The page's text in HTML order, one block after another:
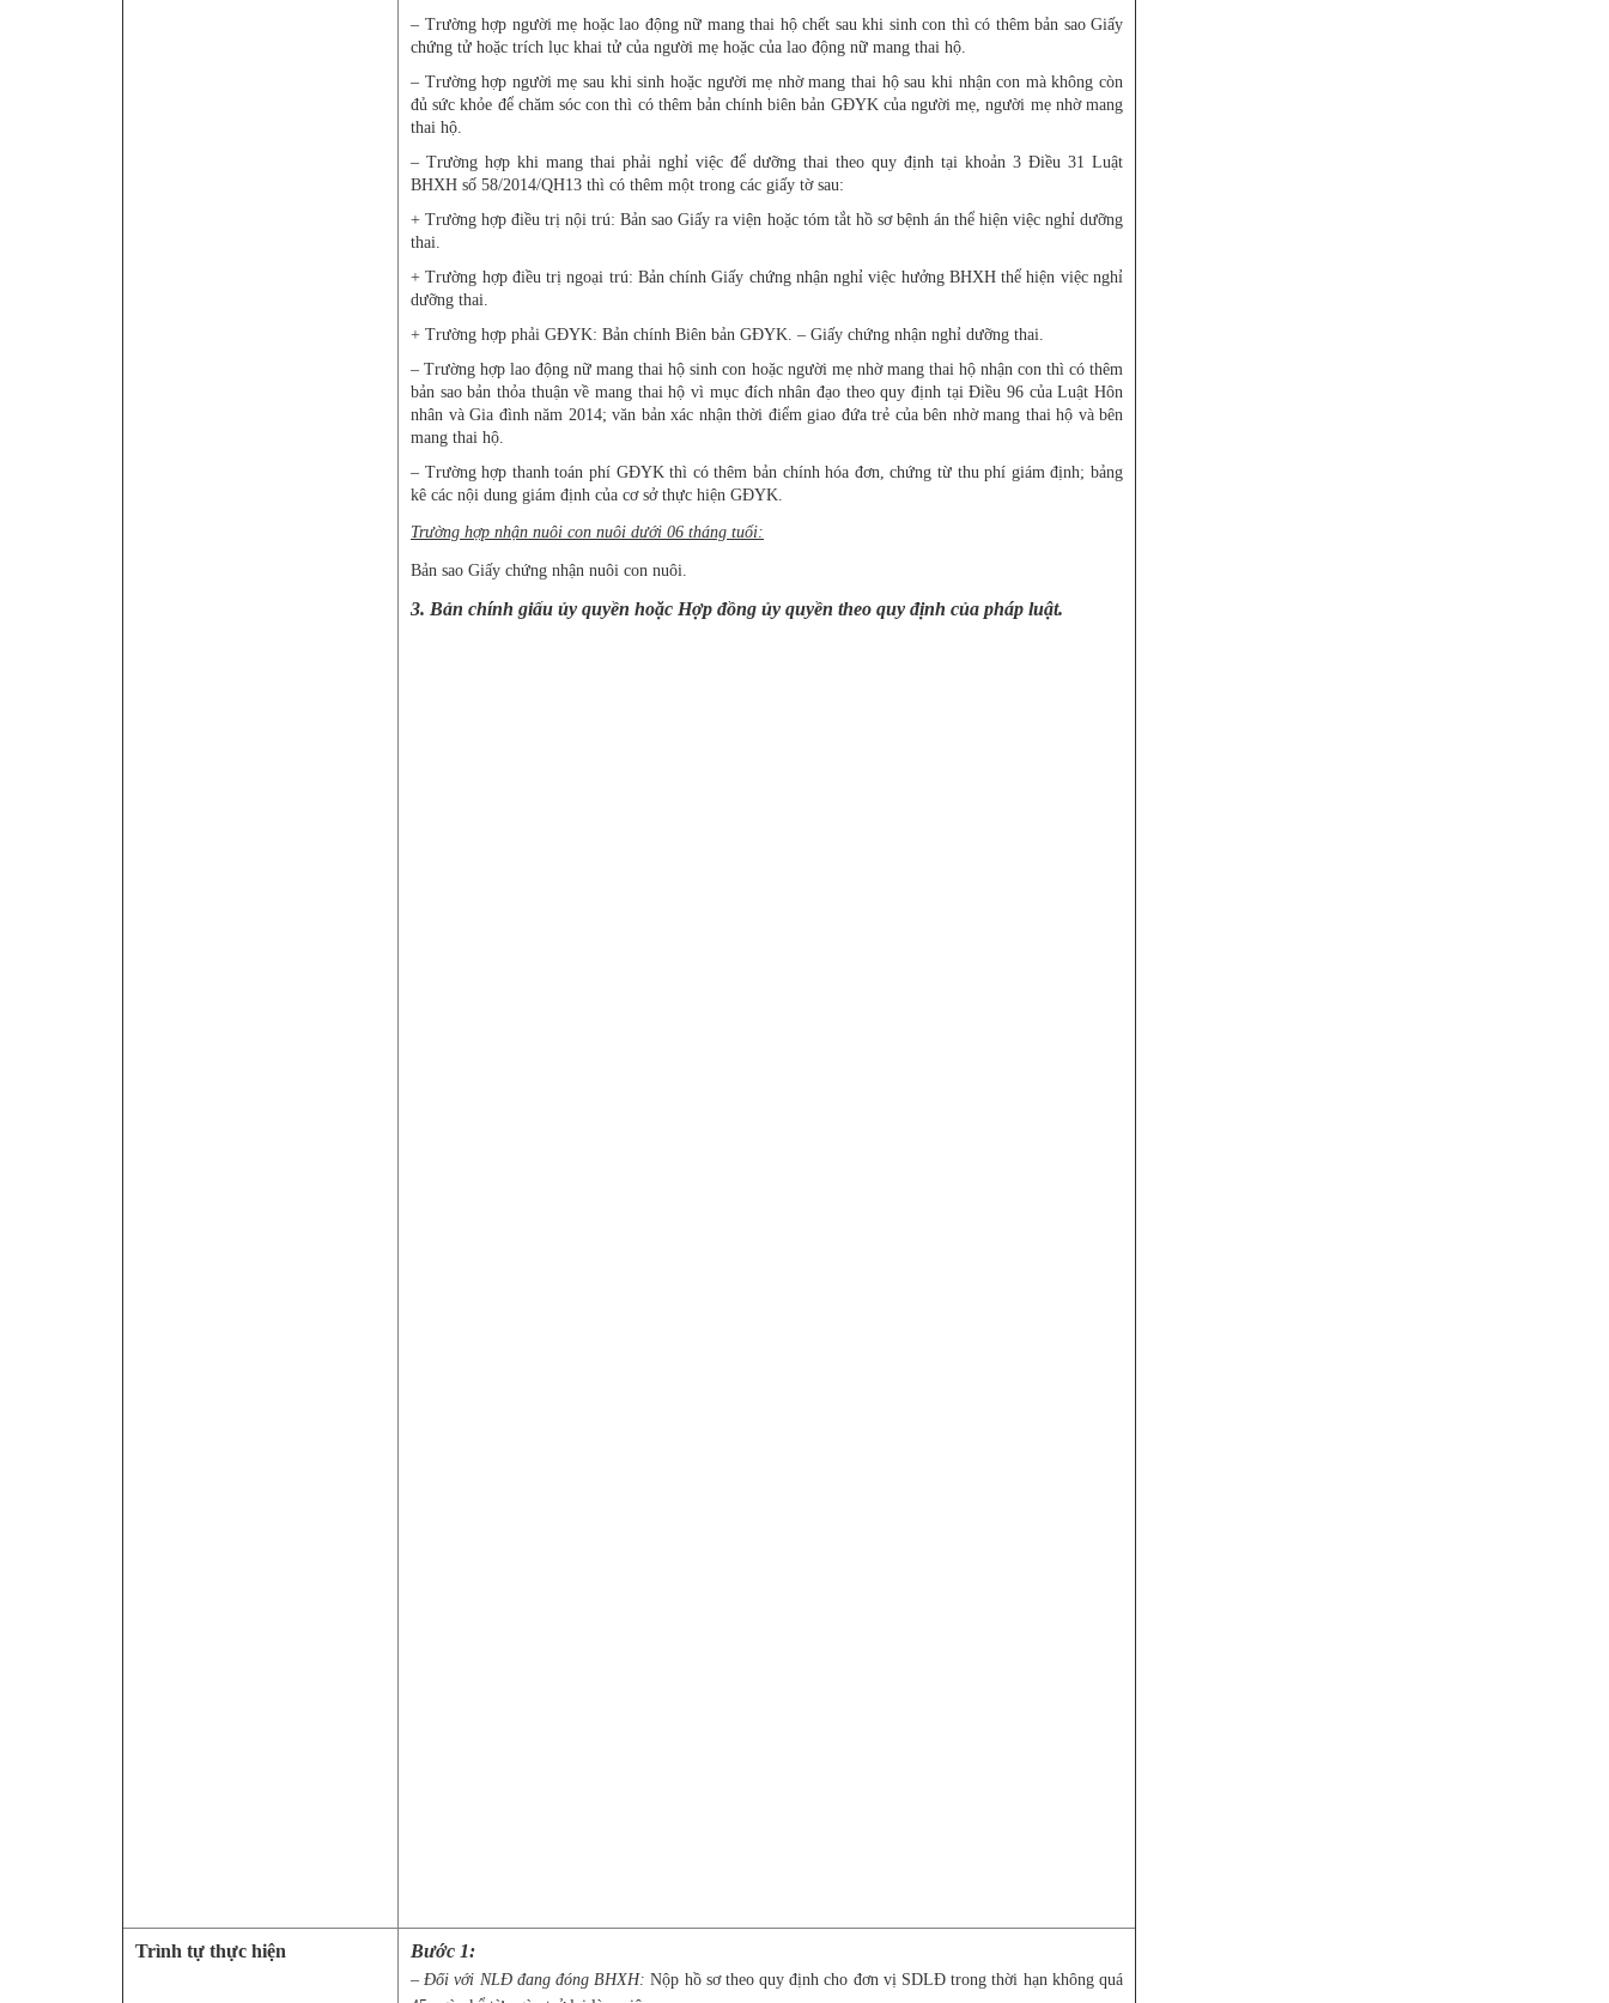
– Trường hợp người mẹ hoặc lao động nữ mang thai hộ chết sau khi sinh con thì có thêm bản sao Giấy
chứng tử hoặc trích lục khai tử của người mẹ hoặc của lao động nữ mang thai hộ.
– Trường hợp người mẹ sau khi sinh hoặc người mẹ nhờ mang thai hộ sau khi nhận con mà không còn
đủ sức khỏe để chăm sóc con thì có thêm bản chính biên bản GĐYK của người mẹ, người mẹ nhờ mang
thai hộ.
– Trường hợp khi mang thai phải nghỉ việc để dưỡng thai theo quy định tại khoản 3 Điều 31 Luật
BHXH số 58/2014/QH13 thì có thêm một trong các giấy tờ sau:
+ Trường hợp điều trị nội trú: Bản sao Giấy ra viện hoặc tóm tắt hồ sơ bệnh án thể hiện việc nghỉ dưỡng
thai.
+ Trường hợp điều trị ngoại trú: Bản chính Giấy chứng nhận nghỉ việc hưởng BHXH thể hiện việc nghỉ
dưỡng thai.
+ Trường hợp phải GĐYK: Bản chính Biên bản GĐYK. – Giấy chứng nhận nghỉ dưỡng thai.
– Trường hợp lao động nữ mang thai hộ sinh con hoặc người mẹ nhờ mang thai hộ nhận con thì có thêm
bản sao bản thỏa thuận về mang thai hộ vì mục đích nhân đạo theo quy định tại Điều 96 của Luật Hôn
nhân và Gia đình năm 2014; văn bản xác nhận thời điểm giao đứa trẻ của bên nhờ mang thai hộ và bên
mang thai hộ.
– Trường hợp thanh toán phí GĐYK thì có thêm bản chính hóa đơn, chứng từ thu phí giám định; bảng
kê các nội dung giám định của cơ sở thực hiện GĐYK.
Trường hợp nhận nuôi con nuôi dưới 06 tháng tuổi:
Bản sao Giấy chứng nhận nuôi con nuôi.
3. Bản chính giấu ủy quyền hoặc Hợp đồng ủy quyền theo quy định của pháp luật.
Trình tự thực hiện Bước 1:
–Đối với NLĐ đang đóng BHXH: Nộp hồ sơ theo quy định cho đơn vị SDLĐ trong thời hạn không quá